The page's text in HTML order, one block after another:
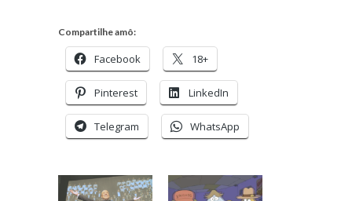
Compartilhe amô:
Facebook 18+
Pinterest LinkedIn
Telegram WhatsApp